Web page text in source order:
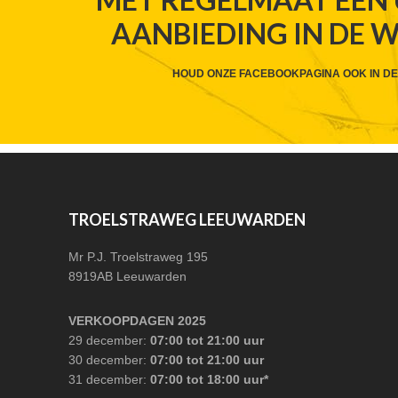
HEADERAANBIEDING IN DE
HOUD ONZE FACEBOOKPAGINA OOK IN
TROELSTRAWEG LEEUWARDEN
Mr P.J. Troelstraweg 195
8919AB Leeuwarden
VERKOOPDAGEN 2025
29 december:07:00 tot 21:00 uur
30 december:07:00 tot 21:00 uur
31 december:07:00 tot 18:00 uur*